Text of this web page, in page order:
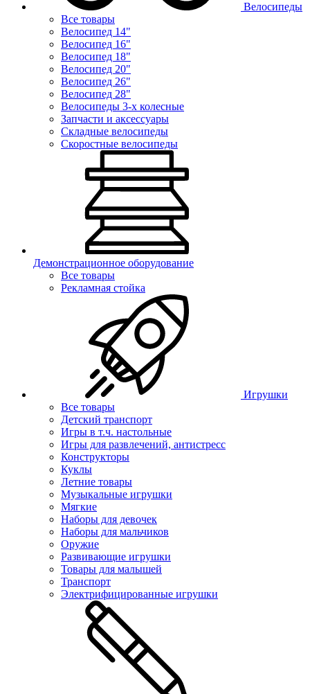
Велосипеды
Все товары
Велосипед 14"
Велосипед 16"
Велосипед 18"
Велосипед 20"
Велосипед 26"
Велосипед 28"
Велосипеды 3-х колесные
Запчасти и аксессуары
Складные велосипеды
Скоростные велосипеды
Демонстрационное оборудование
Все товары
Рекламная стойка
Игрушки
Все товары
Детский транспорт
Игры в т.ч. настольные
Игры для развлечений, антистресс
Конструкторы
Куклы
Летние товары
Музыкальные игрушки
Мягкие
Наборы для девочек
Наборы для мальчиков
Оружие
Развивающие игрушки
Товары для малышей
Транспорт
Электрифицированные игрушки